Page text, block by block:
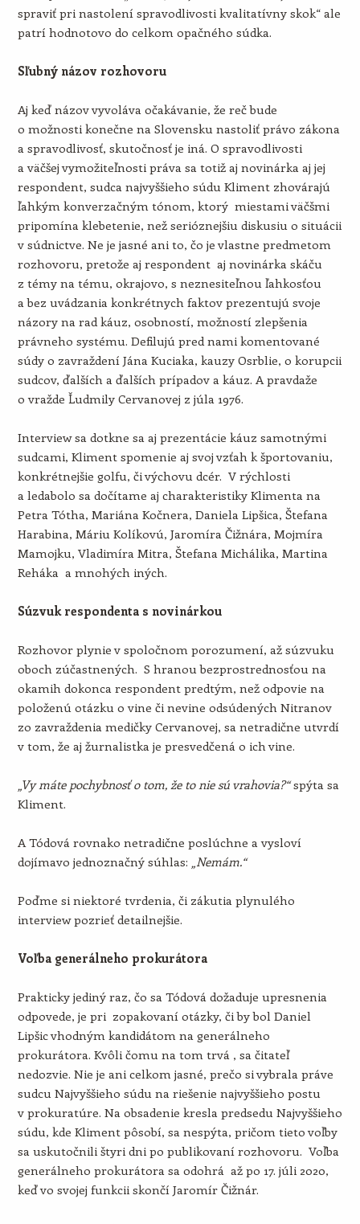
spraviť pri nastolení spravodlivosti kvalitatívny skok“ ale
patrí hodnotovo do celkom opačného súdka.
Sľubný názov rozhovoru
Aj keď názov vyvoláva očakávanie, že reč bude
o možnosti konečne na Slovensku nastoliť právo zákona
a spravodlivosť, skutočnosť je iná. O spravodlivosti
a väčšej vymožiteľnosti práva sa totiž aj novinárka aj jej
respondent, sudca najvyššieho súdu Kliment zhovárajú
ľahkým konverzačným tónom, ktorý miestami väčšmi
pripomína klebetenie, než serióznejšiu diskusiu o situácii
v súdnictve. Ne je jasné ani to, čo je vlastne predmetom
rozhovoru, pretože aj respondent aj novinárka skáču
z témy na tému, okrajovo, s neznesiteľnou ľahkosťou
a bez uvádzania konkrétnych faktov prezentujú svoje
názory na rad káuz, osobností, možností zlepšenia
právneho systému. Defilujú pred nami komentované
súdy o zavraždení Jána Kuciaka, kauzy Osrblie, o korupcii
sudcov, ďalších a ďalších prípadov a káuz. A pravdaže
o vražde Ľudmily Cervanovej z júla 1976.
Interview sa dotkne sa aj prezentácie káuz samotnými
sudcami, Kliment spomenie aj svoj vzťah k športovaniu,
konkrétnejšie golfu, či výchovu dcér. V rýchlosti
a ledabolo sa dočítame aj charakteristiky Klimenta na
Petra Tótha, Mariána Kočnera, Daniela Lipšica, Štefana
Harabina, Máriu Kolíkovú, Jaromíra Čižnára, Mojmíra
Mamojku, Vladimíra Mitra, Štefana Michálika, Martina
Reháka a mnohých iných.
Súzvuk respondenta s novinárkou
Rozhovor plynie v spoločnom porozumení, až súzvuku
oboch zúčastnených. S hranou bezprostrednosťou na
okamih dokonca respondent predtým, než odpovie na
položenú otázku o vine či nevine odsúdených Nitranov
zo zavraždenia medičky Cervanovej, sa netradične utvrdí
v tom, že aj žurnalistka je presvedčená o ich vine.
„Vy máte pochybnosť o tom, že to nie sú vrahovia?“spýta sa
Kliment.
A Tódová rovnako netradične poslúchne a vysloví
dojímavo jednoznačný súhlas: „Nemám.“
Poďme si niektoré tvrdenia, či zákutia plynulého
interview pozrieť detailnejšie.
Voľba generálneho prokurátora
Prakticky jediný raz, čo sa Tódová dožaduje upresnenia
odpovede, je pri zopakovaní otázky, či by bol Daniel
Lipšic vhodným kandidátom na generálneho
prokurátora. Kvôli čomu na tom trvá , sa čitateľ
nedozvie. Nie je ani celkom jasné, prečo si vybrala práve
sudcu Najvyššieho súdu na riešenie najvyššieho postu
v prokuratúre. Na obsadenie kresla predsedu Najvyššieho
súdu, kde Kliment pôsobí, sa nespýta, pričom tieto voľby
sa uskutočnili štyri dni po publikovaní rozhovoru. Voľba
generálneho prokurátora sa odohrá až po 17. júli 2020,
keď vo svojej funkcii skončí Jaromír Čižnár.